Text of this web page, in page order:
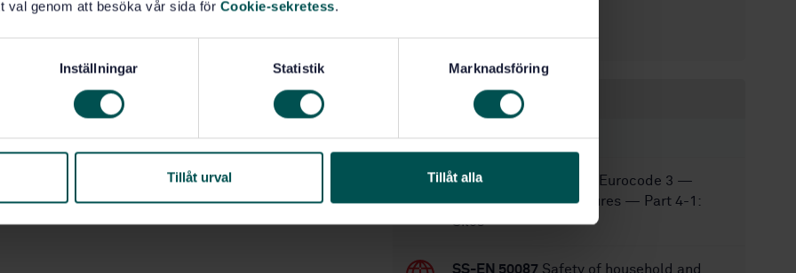
val genom att besöka vår sida för Cookie-sekretess.
Inställningar Statistik Marknadsföring
Tillåt urval Tillåt alla
Replaces: SS 961010
Within the same area
STANDARDS
SS-EN 1993-4-1:2026
Eurocode 3 —
Design of steel structures — Part 4-1:
Silos
SS-EN 50087 Safety of household and